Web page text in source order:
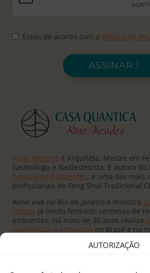
AUTORIZAÇÃO
Estou de acordo com a Política de
ASSINAR !
Aline Mendes é Arquiteta, Mestre em
Geobióloga e Radiestesista. É autora do
Terapia de Ambientes, e uma das mais
profissionais de Feng Shui Tradicional
Aline vive no Rio de Janeiro e ministra
online, já tendo formado centenas de
ambientes. Há mais de 20 anos realiza
residências e empresas no Brasil e no